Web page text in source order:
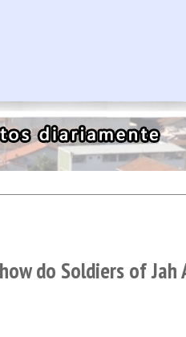
do Soldiers of Jah